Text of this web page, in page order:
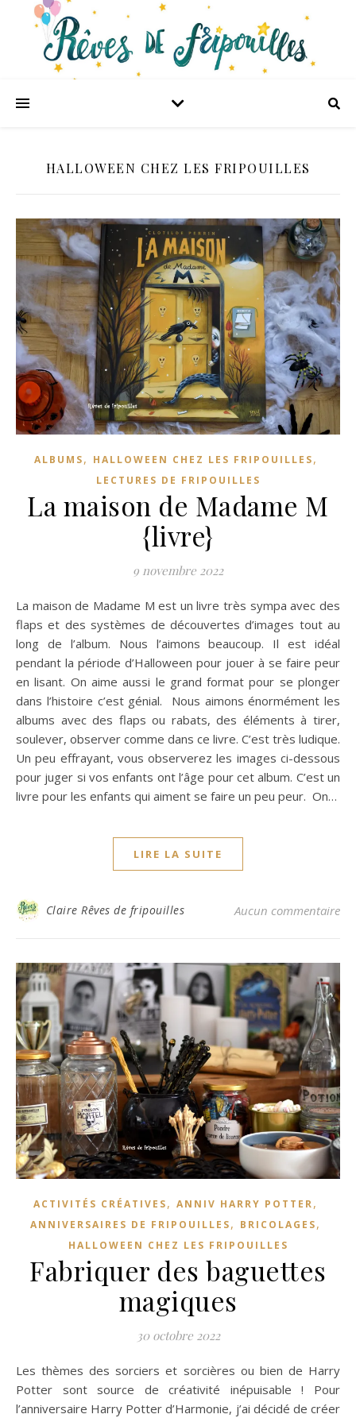
HALLOWEEN CHEZ LES FRIPOUILLES
ALBUMS, HALLOWEEN CHEZ LES FRIPOUILLES,
LECTURES DE FRIPOUILLES
La maison de Madame M
{livre}
9 novembre 2022
La maison de Madame M est un livre très sympa avec des
flaps et des systèmes de découvertes d’images tout au
long de l’album. Nous l’aimons beaucoup. Il est idéal
pendant la période d’Halloween pour jouer à se faire peur
en lisant. On aime aussi le grand format pour se plonger
dans l’histoire c’est génial. Nous aimons énormément les
albums avec des flaps ou rabats, des éléments à tirer,
soulever, observer comme dans ce livre. C’est très ludique.
Un peu effrayant, vous observerez les images ci-dessous
pour juger si vos enfants ont l’âge pour cet album. C’est un
livre pour les enfants qui aiment se faire un peu peur. On…
LIRE LA SUITE
Claire Rêves de fripouilles Aucun commentaire
ACTIVITÉS CRÉATIVES, ANNIV HARRY POTTER,
ANNIVERSAIRES DE FRIPOUILLES, BRICOLAGES,
HALLOWEEN CHEZ LES FRIPOUILLES
Fabriquer des baguettes
magiques
30 octobre 2022
Les thèmes des sorciers et sorcières ou bien de Harry
Potter sont source de créativité inépuisable ! Pour
l’anniversaire Harry Potter d’Harmonie, j’ai décidé de créer